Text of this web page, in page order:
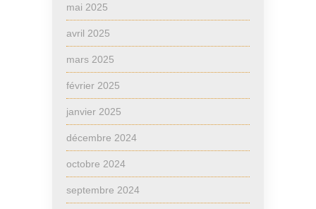
mai 2025
avril 2025
mars 2025
février 2025
janvier 2025
décembre 2024
octobre 2024
septembre 2024